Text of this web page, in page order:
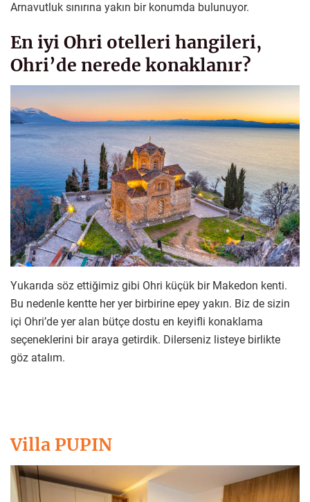
Arnavutluk sınırına yakın bir konumda bulunuyor.
En iyi Ohri otelleri hangileri,
Ohri’de nerede konaklanır?
Yukarıda söz ettiğimiz gibi Ohri küçük bir Makedon kenti.
Bu nedenle kentte her yer birbirine epey yakın. Biz de sizin
içi Ohri’de yer alan bütçe dostu en keyifli konaklama
seçeneklerini bir araya getirdik. Dilerseniz listeye birlikte
göz atalım.
Villa PUPIN